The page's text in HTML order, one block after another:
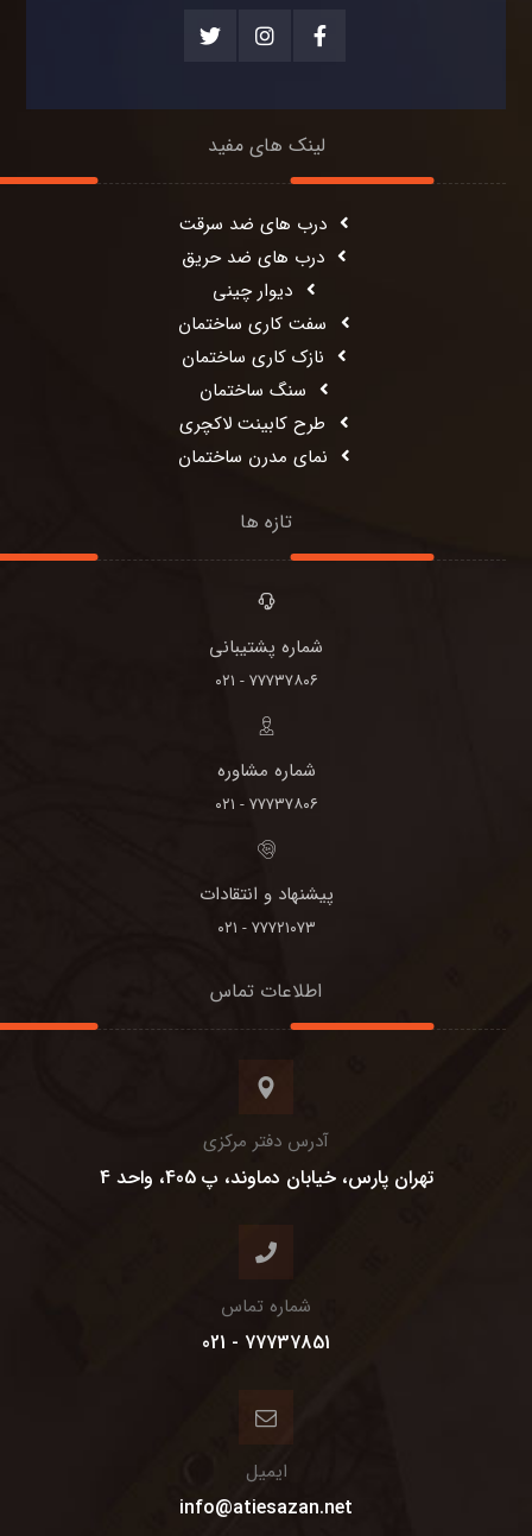
لینک های مفید
درب های ضد سرقت
درب های ضد حریق
دیوار چینی
سفت کاری ساختمان
نازک کاری ساختمان
سنگ ساختمان
طرح کابینت لاکچری
نمای مدرن ساختمان
تازه ها
شماره پشتیبانی
۷۷۷۳۷۸۰۶ - ۰۲۱
شماره مشاوره
۷۷۷۳۷۸۰۶ - ۰۲۱
پیشنهاد و انتقادات
۷۷۷۲۱۰۷۳ - ۰۲۱
اطلاعات تماس
آدرس دفتر مرکزی
تهران پارس، خیابان دماوند، پ 405، واحد 4
شماره تماس
77737851 - 021
ایمیل
info@atiesazan.net